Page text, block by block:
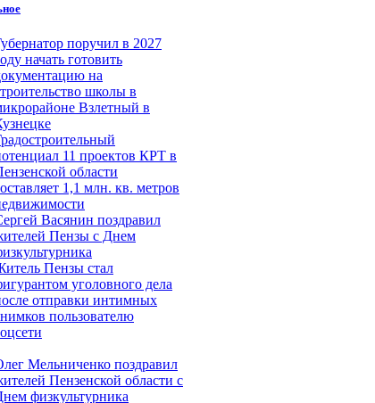
поручил в 2027
начать готовить
на
школы в
Взлетный в
11 проектов КРТ в
области
1,1 млн. кв. метров
Васянин поздравил
Пензы с Днем
Пензы стал
уголовного дела
отправки интимных
пользователю
Мельниченко поздравил
Пензенской области с
физкультурника